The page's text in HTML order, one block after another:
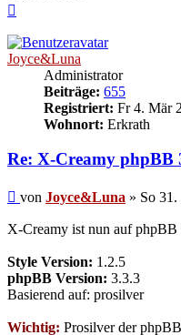
Joyce&Luna
Administrator
Beiträge: 655
Registriert: Fr 4. Mär
Wohnort: Erkrath
Re: X-Creamy phpBB
Beitrag
von Joyce&Luna » So 31.
X-Creamy ist nun auf phpBB
Style Version: 1.2.5
phpBB Version: 3.3.3
Basierend auf: prosilver
Wichtig: Prosilver der